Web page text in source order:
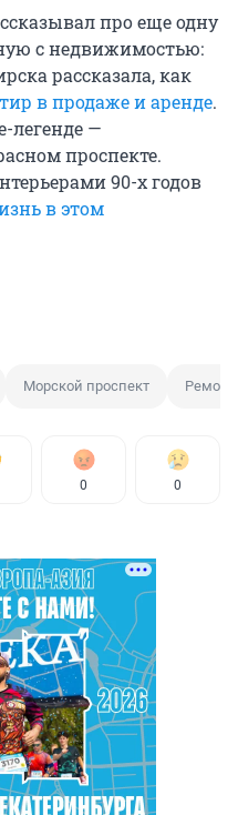
про еще одну
с недвижимостью:
рассказала, как
в продаже и аренде.
легенде —
проспекте.
90-х годов
в этом
Морской проспект Ремонт
0 0